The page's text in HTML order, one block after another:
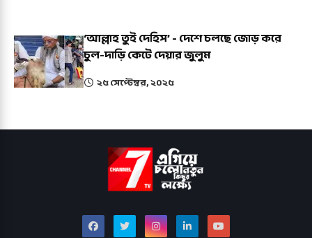
‘আল্লাহ তুই দেহিস’ - দেশে চলছে জোড় করে
চুল-দাড়ি কেটে দেয়ার জুলুম
২৫ সেপ্টেম্বর, ২০২৫